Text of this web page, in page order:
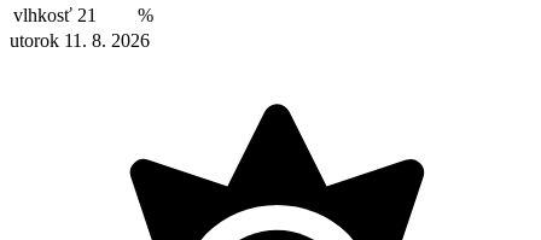
vlhkosť 21
%
utorok 11. 8. 2026